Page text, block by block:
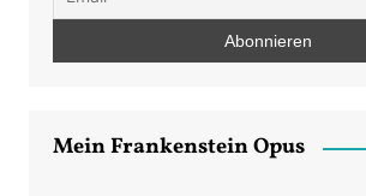
Mein Frankenstein Opus